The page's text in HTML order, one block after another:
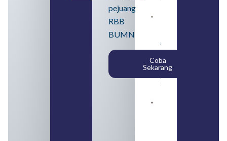
pejuang
RBB
BUMN
Coba
Sekarang
yang
Tergabung
dalam
Himbara
August 4,